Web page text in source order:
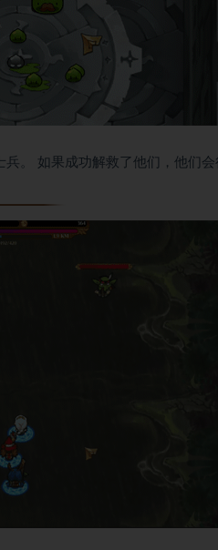
。 如果成功解救了他们，他们会